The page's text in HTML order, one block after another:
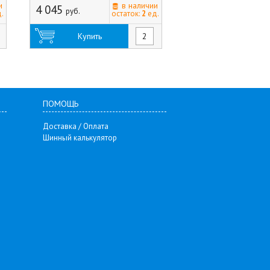
4 045 руб.
в наличии
остаток: 2 ед.
Купить
ПОМОЩЬ
Доставка / Оплата
Шинный калькулятор